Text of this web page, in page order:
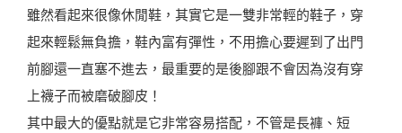
雖然看起來很像休閒鞋，其實它是一雙非常輕的鞋子，穿
起來輕鬆無負擔，鞋內富有彈性，不用擔心要遲到了出門
前腳還一直塞不進去，最重要的是後腳跟不會因為沒有穿
上襪子而被磨破腳皮！
其中最大的優點就是它非常容易搭配，不管是長褲、短